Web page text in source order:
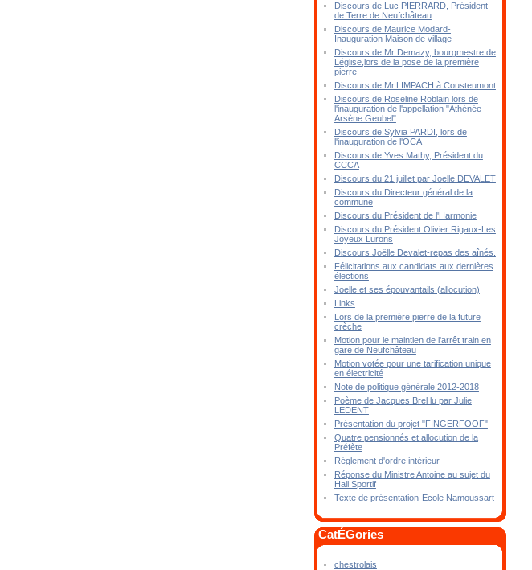
Discours de Luc PIERRARD, Président
de Terre de Neufchâteau
Discours de Maurice Modard-
Inauguration Maison de village
Discours de Mr Demazy, bourgmestre de
Léglise,lors de la pose de la première
pierre
Discours de Mr.LIMPACH à Cousteumont
Discours de Roseline Roblain lors de
l'inauguration de l'appellation "Athénée
Arsène Geubel"
Discours de Sylvia PARDI, lors de
l'inauguration de l'OCA
Discours de Yves Mathy, Président du
CCCA
Discours du 21 juillet par Joelle DEVALET
Discours du Directeur général de la
commune
Discours du Président de l'Harmonie
Discours du Président Olivier Rigaux-Les
Joyeux Lurons
Discours Joëlle Devalet-repas des aînés.
Félicitations aux candidats aux dernières
élections
Joelle et ses épouvantails (allocution)
Links
Lors de la première pierre de la future
crèche
Motion pour le maintien de l'arrêt train en
gare de Neufchâteau
Motion votée pour une tarification unique
en électricité
Note de politique générale 2012-2018
Poème de Jacques Brel lu par Julie
LEDENT
Présentation du projet "FINGERFOOF"
Quatre pensionnés et allocution de la
Préfète
Réglement d'ordre intérieur
Réponse du Ministre Antoine au sujet du
Hall Sportif
Texte de présentation-Ecole Namoussart
CatÉGories
chestrolais